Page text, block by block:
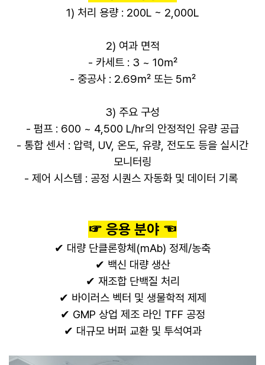
1) 처리 용량 : 200L ~ 2,000L
2) 여과 면적
- 카세트 : 3 ~ 10㎡
- 중공사 : 2.69㎡ 또는 5㎡
3) 주요 구성
- 펌프 : 600 ~ 4,500 L/hr의 안정적인 유량 공급
- 통합 센서 : 압력, UV, 온도, 유량, 전도도 등을 실시간
모니터링
- 제어 시스템 : 공정 시퀀스 자동화 및 데이터 기록
☞ 응용 분야 ☜
✔ 대량 단클론항체(mAb) 정제/농축
✔ 백신 대량 생산
✔ 재조합 단백질 처리
✔ 바이러스 벡터 및 생물학적 제제
✔ GMP 상업 제조 라인 TFF 공정
✔ 대규모 버퍼 교환 및 투석여과